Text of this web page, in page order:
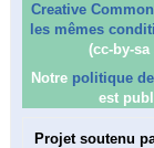
Creative
les mêmes
(cc-by-sa
Notre politique
est
Projet soutenu